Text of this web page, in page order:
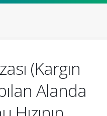
(Kargın
Alanda